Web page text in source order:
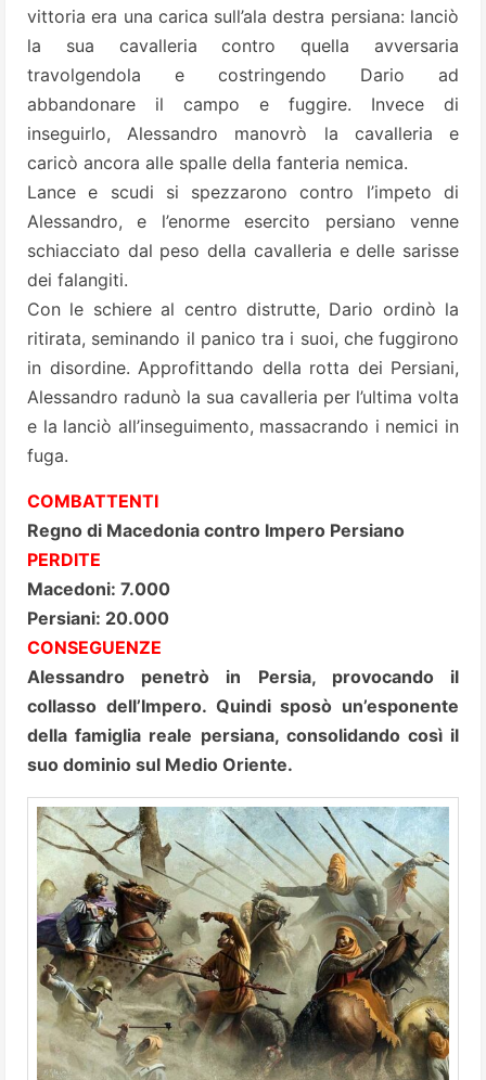
vittoria era una carica sull’ala destra persiana: lanciò
la sua cavalleria contro quella avversaria
travolgendola e costringendo Dario ad
abbandonare il campo e fuggire. Invece di
inseguirlo, Alessandro manovrò la cavalleria e
caricò ancora alle spalle della fanteria nemica.
Lance e scudi si spezzarono contro l’impeto di
Alessandro, e l’enorme esercito persiano venne
schiacciato dal peso della cavalleria e delle sarisse
dei falangiti.
Con le schiere al centro distrutte, Dario ordinò la
ritirata, seminando il panico tra i suoi, che fuggirono
in disordine. Approfittando della rotta dei Persiani,
Alessandro radunò la sua cavalleria per l’ultima volta
e la lanciò all’inseguimento, massacrando i nemici in
fuga.
COMBATTENTI
Regno di Macedonia contro Impero Persiano
PERDITE
Macedoni: 7.000
Persiani: 20.000
CONSEGUENZE
Alessandro penetrò in Persia, provocando il
collasso dell’Impero. Quindi sposò un’esponente
della famiglia reale persiana, consolidando così il
suo dominio sul Medio Oriente.